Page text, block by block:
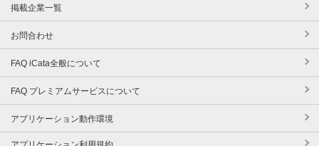
掲載企業一覧
お問合わせ
FAQ iCata全般について
FAQ プレミアムサービスについて
アプリケーション動作環境